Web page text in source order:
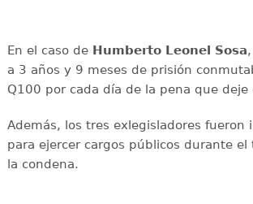
En el caso de Humberto Leonel Sosa
a 3 años y 9 meses de prisión
Q100 por cada día de la pena que deje
Además, los tres exlegisladores fueron
para ejercer cargos públicos durante
la condena.